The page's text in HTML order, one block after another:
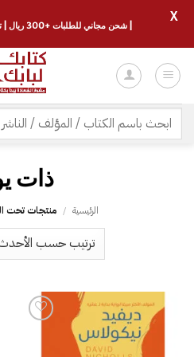
للمحتوى
البحث
عن:
‫ذات
الرئيسية / منتجات تحت
| شحن مجاني للطلبات +300 ريال | تغليف مجاني للطلبات +150 ريال |
X